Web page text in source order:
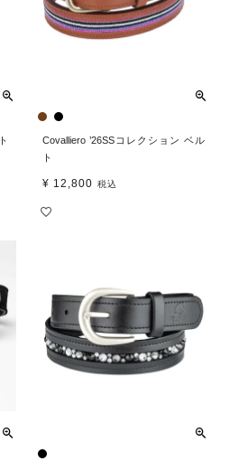
Covalliero ’26SSコレクション ベル
ト
¥ 12,800 税込